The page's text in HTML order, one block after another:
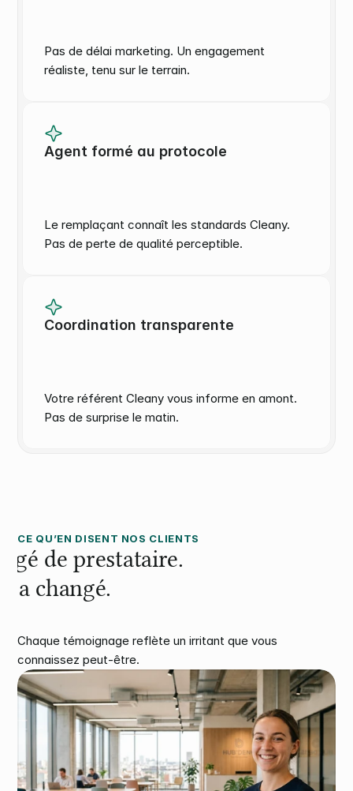
Pas de délai marketing. Un engagement
réaliste, tenu sur le terrain.
Agent formé au protocole
Le remplaçant connaît les standards Cleany.
Pas de perte de qualité perceptible.
Coordination transparente
Votre référent Cleany vous informe en amont.
Pas de surprise le matin.
CE QU’EN DISENT NOS CLIENTS
de prestataire.
a changé.
Chaque témoignage reflète un irritant que vous
connaissez peut-être.